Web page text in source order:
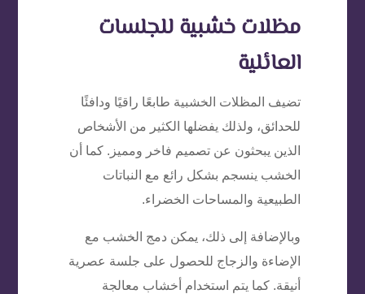
مظلات خشبية للجلسات
العائلية
تضيف المظلات الخشبية طابعًا راقيًا ودافئًا
للحدائق، ولذلك يفضلها الكثير من الأشخاص
الذين يبحثون عن تصميم فاخر ومميز. كما أن
الخشب ينسجم بشكل رائع مع النباتات
الطبيعية والمساحات الخضراء.
وبالإضافة إلى ذلك، يمكن دمج الخشب مع
الإضاءة والزجاج للحصول على جلسة عصرية
أنيقة. كما يتم استخدام أخشاب معالجة